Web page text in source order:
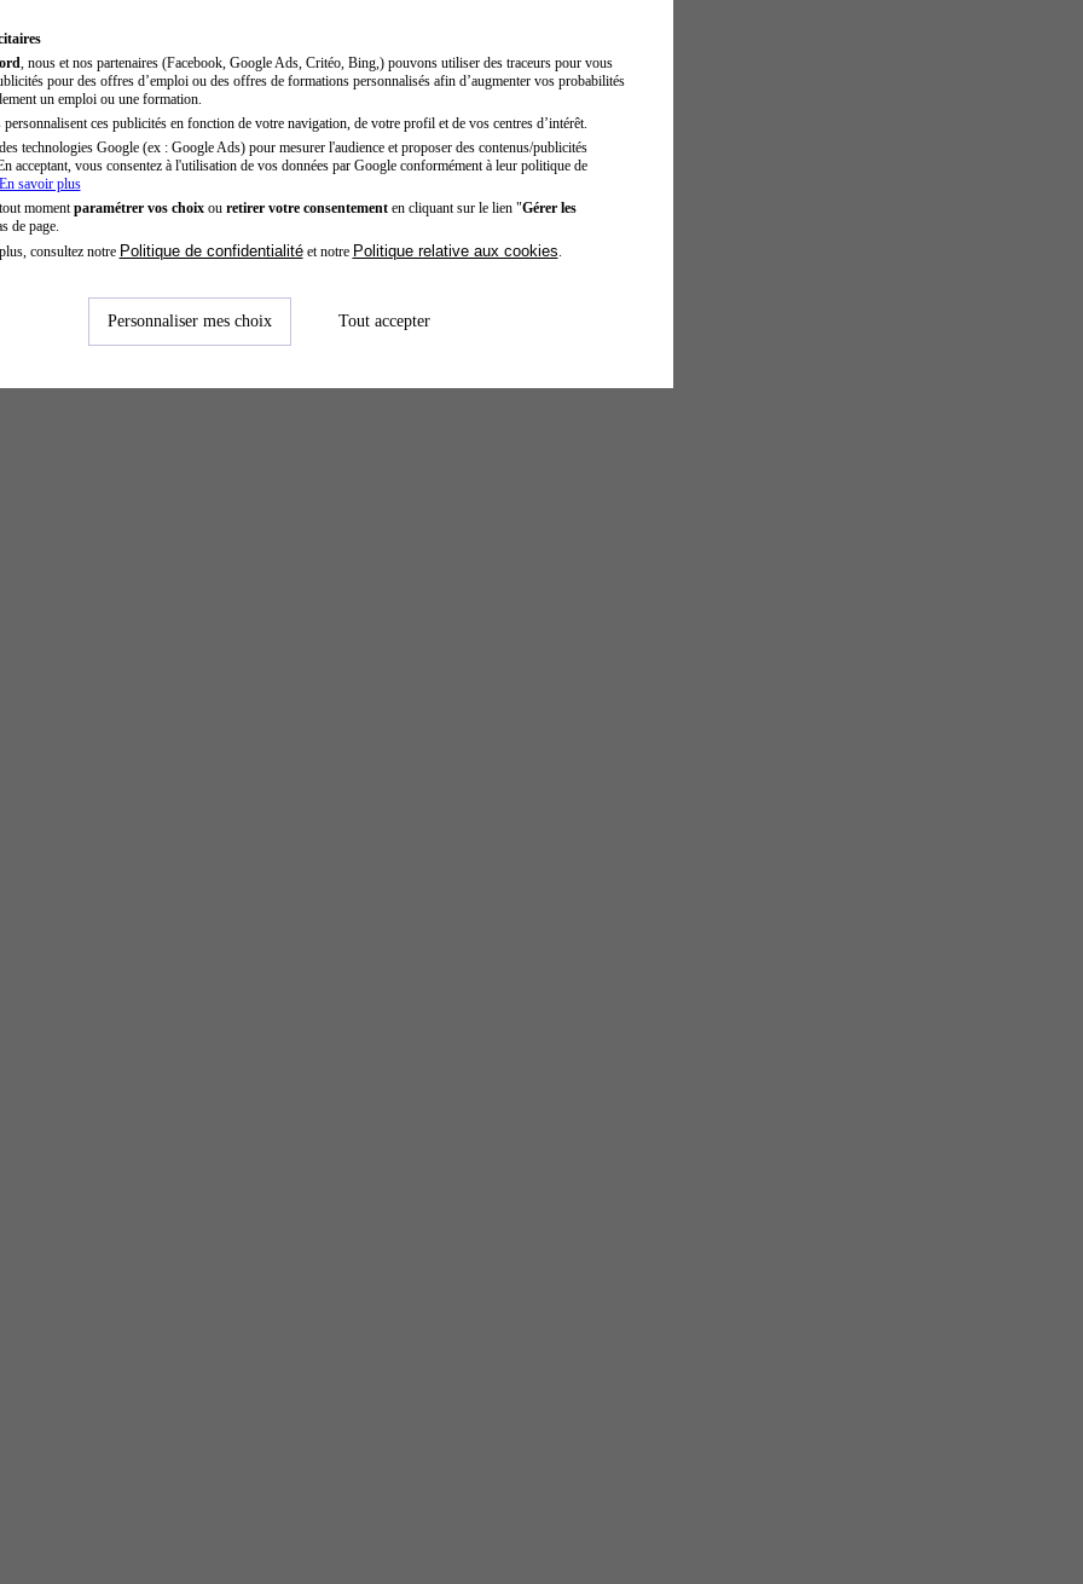
, nous et nos partenaires (Facebook, Google Ads, Critéo, Bing,) pouvons utiliser des traceurs pour vous
pour des offres d’emploi ou des offres de formations personnalisés afin d’augmenter vos probabilités
un emploi ou une formation.
ces publicités en fonction de votre navigation, de votre profil et de vos centres d’intérêt.
technologies Google (ex : Google Ads) pour mesurer l'audience et proposer des contenus/publicités
acceptant, vous consentez à l'utilisation de vos données par Google conformément à leur politique de
savoir plus
moment paramétrer vos choixou retirer votre consentementen cliquant sur le lien "Gérer les
de page.
consultez notre Politique de confidentialitéet notre Politique relative aux cookies
Personnaliser mes choix Tout accepter